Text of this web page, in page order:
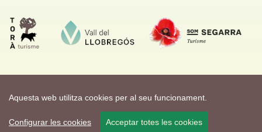
Aquesta web utilitza cookies per al seu funcionament.
Configurar les cookies Acceptar totes les cookies